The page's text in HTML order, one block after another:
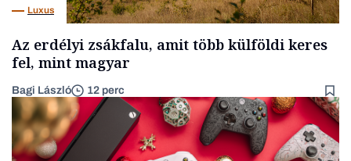
Luxus
Az erdélyi zsákfalu, amit több külföldi keres
fel, mint magyar
Bagi László 12 perc